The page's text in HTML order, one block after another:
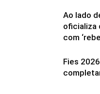
Ao lado
oficializa
com
Fies